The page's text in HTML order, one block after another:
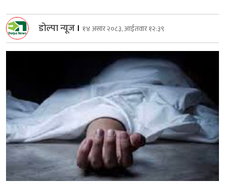
डोल्पा न्यूज । १४ असार २०८३, आईतवार १२:३९